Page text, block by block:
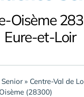
Oisème
Eure-et-Loir
Senior» Centre-Val de
(28300)